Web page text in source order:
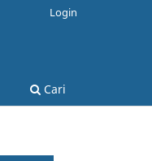
Cari
Login